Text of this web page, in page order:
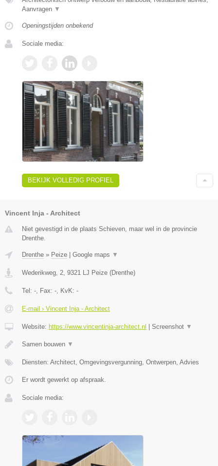
Aanvragen ▼
Openingstijden onbekend
Sociale media:
BEKIJK VOLLEDIG PROFIEL
Vincent Inja - Architect
Niet gevestigd in de plaats Schieven, maar wel in de provincie
Drenthe.
Drenthe » Peize Google maps ▼
Wederikweg, 2 9321 LJ Peize (Drenthe)
Tel: - , Fax: - , KvK: -
E-mail › Vincent Inja - Architect
Website: https://www.vincentinja-architect.nl Screenshot ▼
Samen bouwen ▼
Diensten: Architect, Omgevingsvergunning, Ontwerpen, Advies
Er wordt gewerkt op afspraak.
Sociale media: